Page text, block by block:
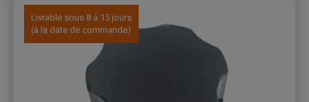
Livrable sous 8 à 15 jours
(à la date de commande)